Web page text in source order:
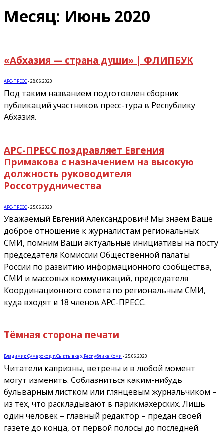
Месяц: Июнь 2020
«Абхазия — страна души» | ФЛИПБУК
АРС-ПРЕСС-28.06.2020
Под таким названием подготовлен сборник
публикаций участников пресс-тура в Республику
Абхазия.
АРС-ПРЕСС поздравляет Евгения
Примакова с назначением на высокую
должность руководителя
Россотрудничества
АРС-ПРЕСС-25.06.2020
Уважаемый Евгений Александрович! Мы знаем Ваше
доброе отношение к журналистам региональных
СМИ, помним Ваши актуальные инициативы на посту
председателя Комиссии Общественной палаты
России по развитию информационного сообщества,
СМИ и массовых коммуникаций, председателя
Координационного совета по региональным СМИ,
куда входят и 18 членов АРС-ПРЕСС.
Тёмная сторона печати
Владимир Сумароков, г. Сыктывкар, Республика Коми -25.06.2020
Читатели капризны, ветрены и в любой момент
могут изменить. Соблазниться каким-нибудь
бульварным листком или глянцевым журнальчиком –
из тех, что раскладывают в парикмахерских. Лишь
один человек – главный редактор – предан своей
газете до конца, от первой полосы до последней.